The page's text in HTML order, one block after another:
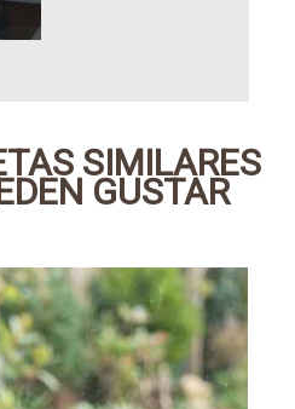
SIMILARES
GUSTAR